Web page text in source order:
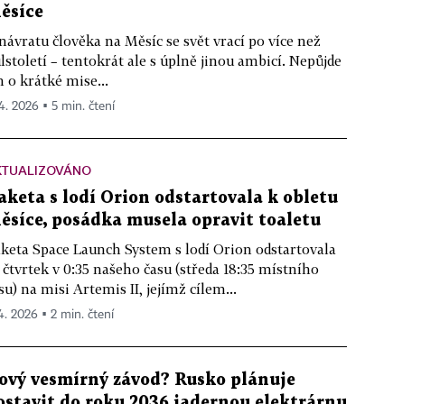
člověka na Měsíc se svět vrací po více než
– tentokrát ale s úplně jinou ambicí. Nepůjde
o krátké mise...
2026 ▪ 5 min. čtení
s lodí Orion odstartovala k obletu
posádka musela opravit toaletu
Space Launch System s lodí Orion odstartovala
čtvrtek v 0:35 našeho času (středa 18:35 místního
na misi Artemis II, jejímž cílem...
2026 ▪ 2 min. čtení
vesmírný závod? Rusko plánuje